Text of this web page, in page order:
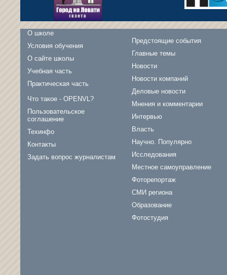
О школе
Условия обучения
О сайте школы
Учебная часть
Практическая часть
Что такое - OPENVL?
Пользовательское
соглашение
Техинфо
Контакты
Задать вопрос журналистам
Предстоящие события
Главные темы
Новости
Новости компаний
Деловые новости
Мнения и комментарии
Интервью
Власть
Научно. Популярно
Исследования
Местное самоуправление
Фоторепортаж
СМИ региона
Образование
Фотостудия